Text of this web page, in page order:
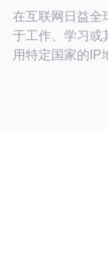
在互联网日益全
于工作、学习或
用特定国家的IP